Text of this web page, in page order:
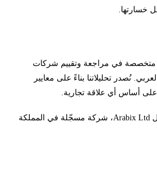
خسارتها.
متخصصة في مراجعة وتقييم شركات
نُصدر تحليلاتنا بناءً على معايير
أساس أي علاقة تجارية.
الموقع مملوك ومُدار من قِبَل Arabix Ltd، شركة مسجّلة في المملكة